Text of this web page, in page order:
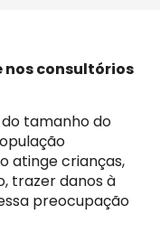
nos consultórios
tamanho do
atinge crianças,
trazer danos à
preocupação